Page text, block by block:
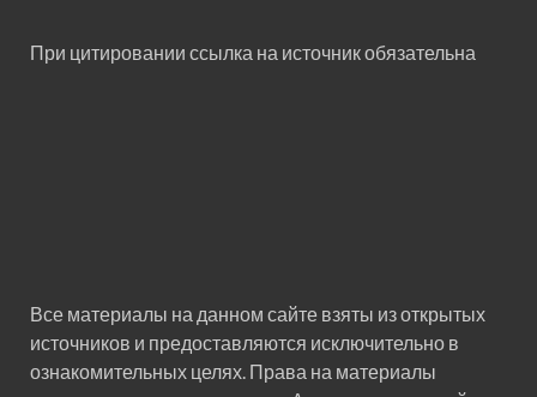
При цитировании ссылка на источник обязательна
Все материалы на данном сайте взяты из открытых
источников и предоставляются исключительно в
ознакомительных целях. Права на материалы